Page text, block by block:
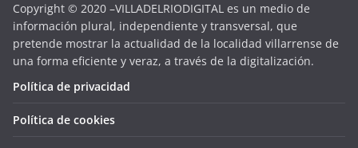
Copyright © 2020 –VILLADELRIODIGITAL es un medio de
información plural, independiente y transversal, que
pretende mostrar la actualidad de la localidad villarrense de
una forma eficiente y veraz, a través de la digitalización.
Política de privacidad
Política de cookies